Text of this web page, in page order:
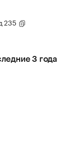
235
3 года